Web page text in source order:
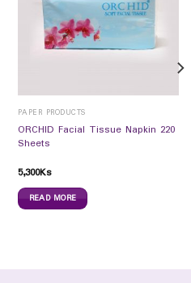
PAPER PRODUCTS
ORCHID Facial Tissue Napkin 220
Sheets
5,300Ks
READ MORE